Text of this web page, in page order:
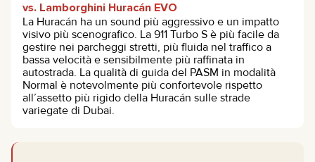
vs. Lamborghini Huracán EVO
La Huracán ha un sound più aggressivo e un impatto
visivo più scenografico. La 911 Turbo S è più facile da
gestire nei parcheggi stretti, più fluida nel traffico a
bassa velocità e sensibilmente più raffinata in
autostrada. La qualità di guida del PASM in modalità
Normal è notevolmente più confortevole rispetto
all’assetto più rigido della Huracán sulle strade
variegate di Dubai.